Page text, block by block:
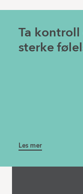
Ta kontroll
sterke
Les mer